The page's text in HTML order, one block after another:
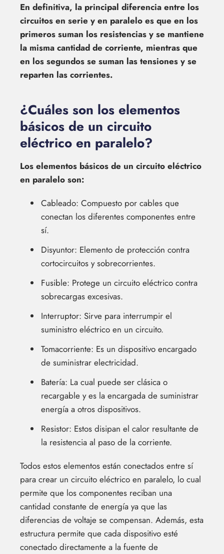
En definitiva, la principal diferencia entre los
circuitos en serie y en paralelo es que en los
primeros suman los resistencias y se mantiene
la misma cantidad de corriente, mientras que
en los segundos se suman las tensiones y se
reparten las corrientes.
¿Cuáles son los elementos
básicos de un circuito
eléctrico en paralelo?
Los elementos básicos de un circuito eléctrico
en paralelo son:
Cableado: Compuesto por cables que
conectan los diferentes componentes entre
sí.
Disyuntor: Elemento de protección contra
cortocircuitos y sobrecorrientes.
Fusible: Protege un circuito eléctrico contra
sobrecargas excesivas.
Interruptor: Sirve para interrumpir el
suministro eléctrico en un circuito.
Tomacorriente: Es un dispositivo encargado
de suministrar electricidad.
Batería: La cual puede ser clásica o
recargable y es la encargada de suministrar
energía a otros dispositivos.
Resistor: Estos disipan el calor resultante de
la resistencia al paso de la corriente.
Todos estos elementos están conectados entre sí
para crear un circuito eléctrico en paralelo, lo cual
permite que los componentes reciban una
cantidad constante de energía ya que las
diferencias de voltaje se compensan. Además, esta
estructura permite que cada dispositivo esté
conectado directamente a la fuente de